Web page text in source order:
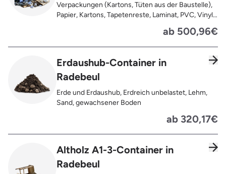
Gebinde wie Dosen, Fässer, Eimer,
Sauerkrautplatten
Verpackungen (Kartons, Tüten aus der Baustelle),
Papier, Kartons, Tapetenreste, Laminat, PVC, Vinyl,
Kunststoffe, Folien, Gummi, Styropor, Holz (z.B.
Spanplatten, Bauholz, Paletten), Textilien wie
Teppiche, Gardinen, Gipswände/
Türen für den Innenbereich, Restentleerte
Gebinde wie Dosen, Fässer, Eimer,
gesamten Containerinhalts
ab 500,96€
Erdaushub-Container in
Radebeul
Erde und Erdaushub, Erdreich unbelastet, Lehm,
Sand, gewachsener Boden
ab 320,17€
Altholz A1-3-Container in
Radebeul